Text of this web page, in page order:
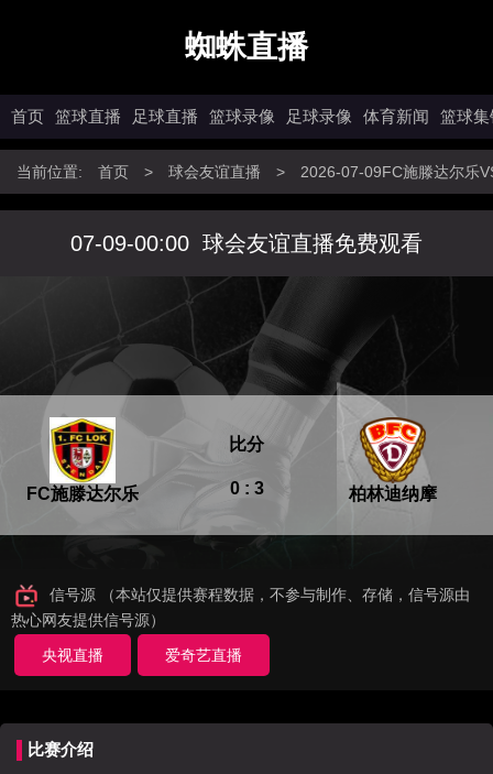
蜘蛛直播
首页 篮球直播 足球直播 篮球录像 足球录像 体育新闻 篮球集
当前位置: 首页 > 球会友谊直播 > 2026-07-09FC施滕达尔乐
07-09-00:00 球会友谊直播免费观看
FC施滕达尔乐 0 : 3
比分
柏林迪纳摩
信号源 （本站仅提供赛程数据，不参与制作、存储，信号源由
热心网友提供信号源）
央视直播
爱奇艺直播
比赛介绍